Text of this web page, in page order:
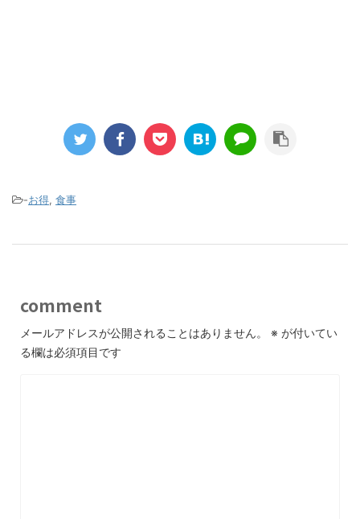
-お得, 食事
comment
メールアドレスが公開されることはありません。 ※ が付いてい
る欄は必須項目です